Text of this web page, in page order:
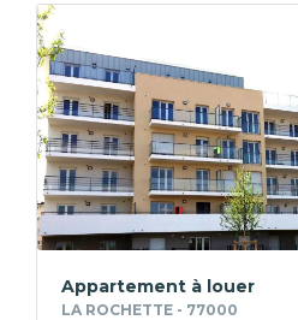
Appartement à louer
LA ROCHETTE - 77000